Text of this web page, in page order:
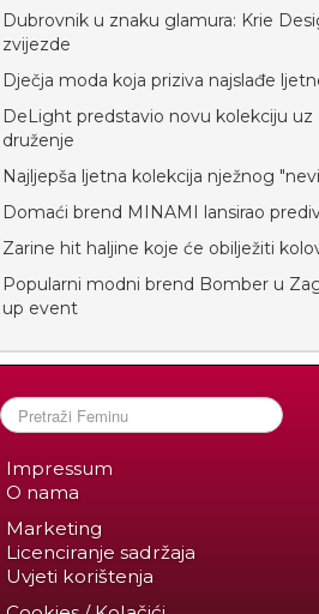
Dubrovnik u znaku glamura: Krie
zvijezde
Dječja moda koja priziva najslađe
DeLight predstavio novu kolekciju
druženje
Najljepša ljetna kolekcija nježnog
Domaći brend MINAMI lansirao
Zarine hit haljine koje će obilježiti
Popularni modni brend Bomber u
up event
Impressum
O nama
Marketing
Licenciranje sadržaja
Uvjeti korištenja